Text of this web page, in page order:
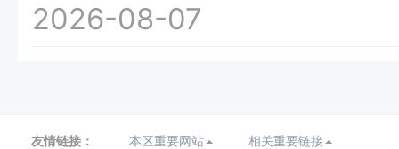
2026-08-07
友情链接： 本区重要网站 相关重要链接